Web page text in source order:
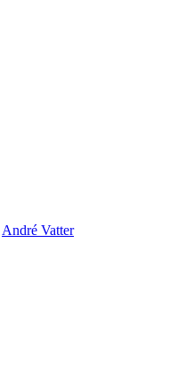
André Vatter